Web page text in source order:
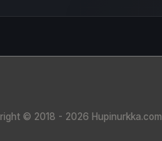
© 2018 - 2026 Hupinurkka.com